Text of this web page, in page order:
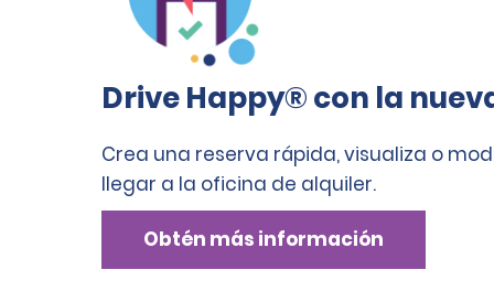
Drive Happy® con la
Crea una reserva rápida, visualiza o
llegar a la oficina de alquiler.
Obtén más información